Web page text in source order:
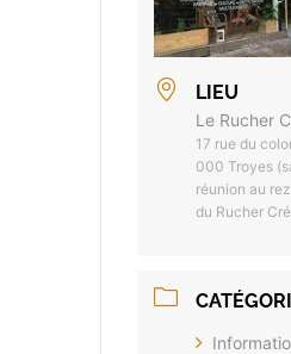
LIEU
Le Rucher
17 rue du
000 Troyes
réunion au
du Rucher